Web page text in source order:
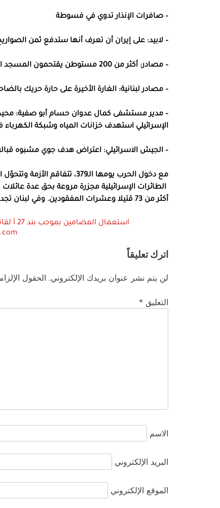
– صافرات الإنذار تدوي في فسوطة
– لابيد: على إيران أن تعرف أنها ستدفع ثمن
– مصادر: أكثر من 200 مستوطن يقتحمون المسجد الأقصى منذ الصباح الباكر
– مصادر لبنانية: الغارة الأخيرة على حارة حريك
– مدير مستشفى كمال عدوان حسام أبو صفية:
الإسرائيلي استهدف خزانات المياه وشبكة
– الجيش الاسرائيلي: اعتراض هدف جوي مشبوه
مع دخول الحرب يومها الـ379،
الطائرات الإسرائيلية مجزرة مروعة بحق عدة
أكثر من 73 قتيلا وعشرات المفقودين. وفي لبنان تجددت الغارات الإسرائيلية على الضاحية الجنوبية لبيروت.
اترك تعليقاً
لن يتم نشر عنوان بريدك الإلكتروني. الحقول
التعليق *
الاسم
البريد الإلكتروني
الموقع الإلكتروني